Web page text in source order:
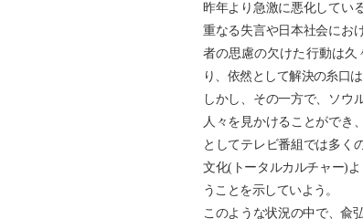
昨年より急激に悪化してい
重なる失言や日本社会にお
者の思慮の欠けた行動は久
り、依然として解決の糸口
しかし、その一方で、ソウ
人々を見かけることができ
としてテレビ番組では多く
文化(トータルカルチャー)
うことを示していよう。
このような状況の中で、兪